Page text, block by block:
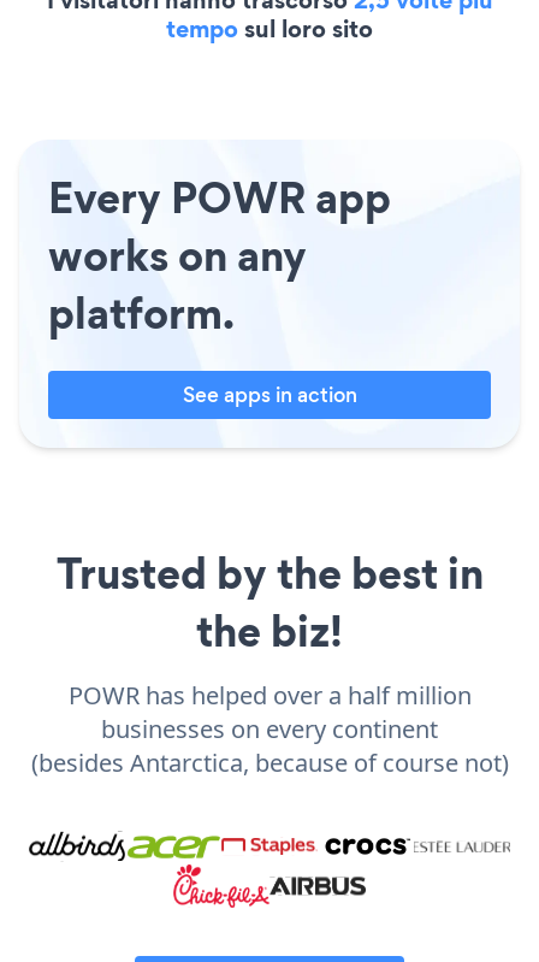
temposul loro sito
Every POWR app
works on any
platform.
See apps in action
Trusted by the best in
the biz!
POWR has helped over a half million
businesses on every continent
(besides Antarctica, because of course not)